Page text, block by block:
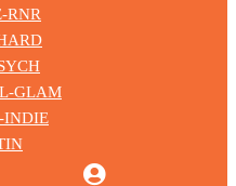
RNR
GLAM
INDIE